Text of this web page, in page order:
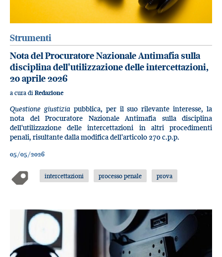
Strumenti
Nota del Procuratore Nazionale Antimafia sulla
disciplina dell'utilizzazione delle intercettazioni,
20 aprile 2026
a cura di Redazione
Questione giustizia pubblica, per il suo rilevante interesse, la
nota del Procuratore Nazionale Antimafia sulla disciplina
dell'utilizzazione delle intercettazioni in altri procedimenti
penali, risultante dalla modifica dell'articolo 270 c.p.p.
05/05/2026
intercettazioni processo penale prova